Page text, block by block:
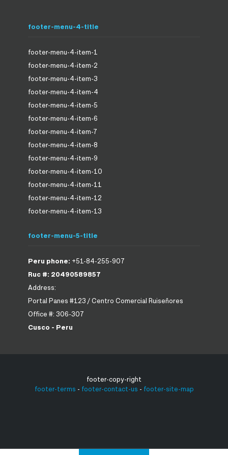
footer-menu-4-title
footer-menu-4-item-1
footer-menu-4-item-2
footer-menu-4-item-3
footer-menu-4-item-4
footer-menu-4-item-5
footer-menu-4-item-6
footer-menu-4-item-7
footer-menu-4-item-8
footer-menu-4-item-9
footer-menu-4-item-10
footer-menu-4-item-11
footer-menu-4-item-12
footer-menu-4-item-13
footer-menu-5-title
Peru phone: +51-84-255-907
Ruc #: 20490589857
Address:
Portal Panes #123 / Centro Comercial Ruiseñores
Office #: 306-307
Cusco - Peru
footer-copy-right
footer-terms - footer-contact-us - footer-site-map